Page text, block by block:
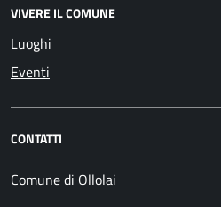
VIVERE IL COMUNE
Luoghi
Eventi
CONTATTI
Comune di Ollolai